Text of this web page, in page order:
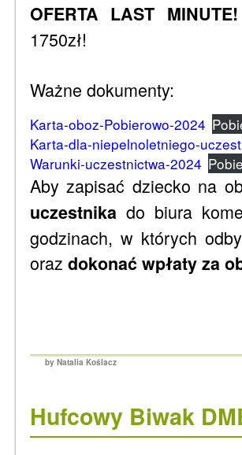
OFERTA LAST MINUTE!
1750zł!
Ważne dokumenty:
Karta-oboz-Pobierowo-2024
Karta-dla-niepelnoletniego-
Warunki-uczestnictwa-2024
Aby zapisać dziecko na
uczestnika do biura
godzinach, w których
oraz dokonać wpłaty za
by Natalia Koślacz
Hufcowy Biwak